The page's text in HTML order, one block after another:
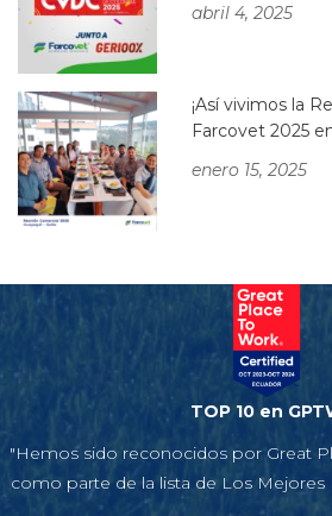
abril 4, 2025
¡Así vivimos la
Farcovet 2025
enero 15, 2025
TOP 10 en
"Hemos sido reconocidos por Great
como parte de la lista de Los Mejores